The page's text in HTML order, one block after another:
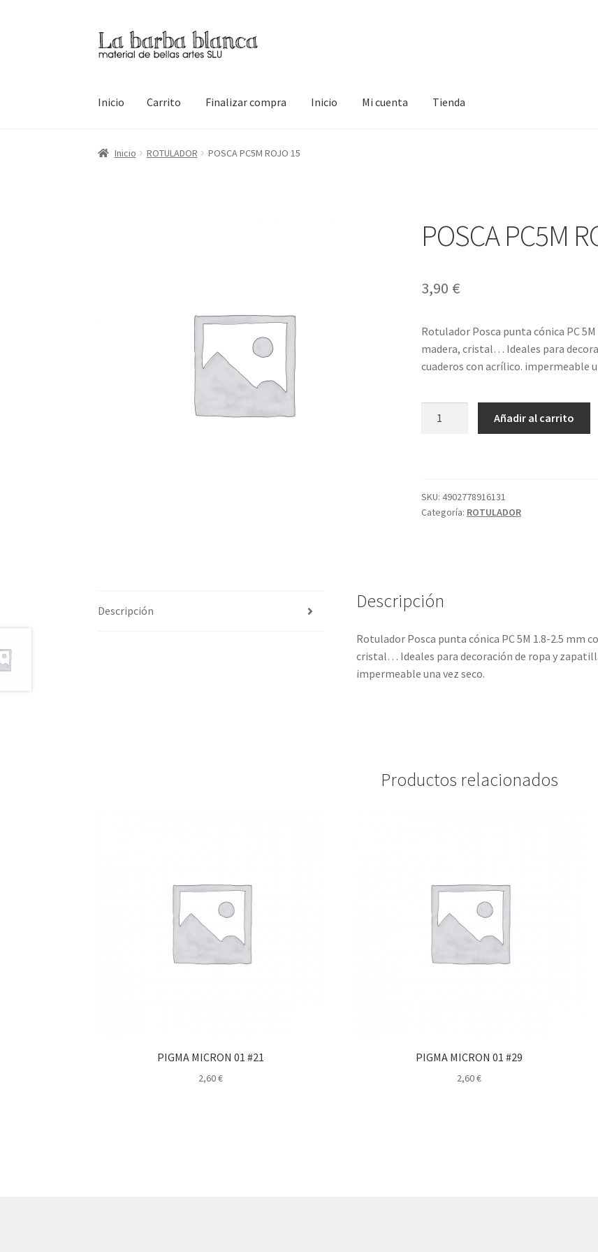
Ir
a
Ir
al
Inicio Carrito Finalizar compra Inicio Mi cuenta Tienda
Inicio Carrito Finalizar compra Inicio Mi cuenta
Inicio ROTULADOR POSCA PC5M ROJO 15
POSCA PC5M
3,90 €
Rotulador Posca punta cónica PC
madera, cristal… Ideales para
cuaderos con acrílico. impermeable
Añadir al carrito
SKU: 4902778916131
Categoría: ROTULADOR
Descripción Descripción
Rotulador Posca punta cónica PC 5M 1.8-2.5 mm
cristal… Ideales para decoración de ropa y
impermeable una vez seco.
Productos relacionados
PIGMA MICRON 01 #21
2,60€
PIGMA MICRON 01 #29
2,60€